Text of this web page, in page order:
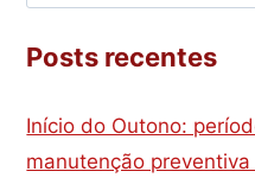
Posts recentes
Início do Outono:
manutenção